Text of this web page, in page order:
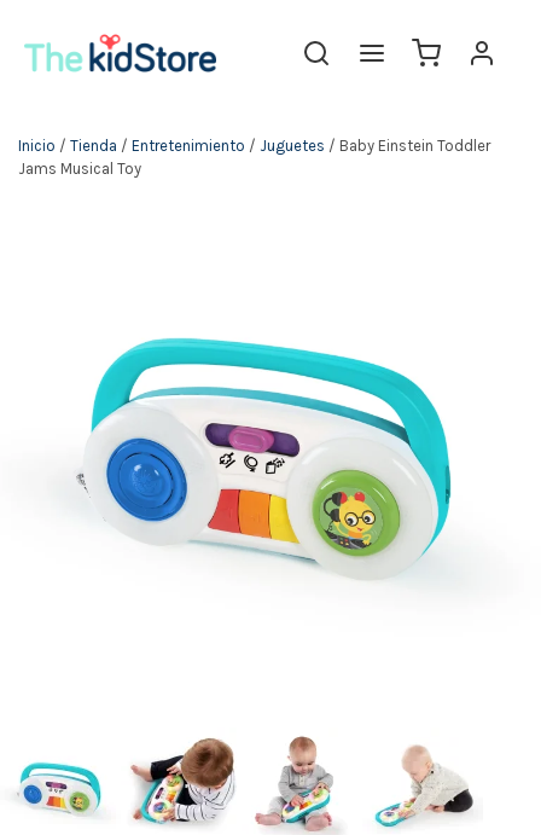
Inicio / Tienda / Entretenimiento / Juguetes / Baby Einstein Toddler
Jams Musical Toy